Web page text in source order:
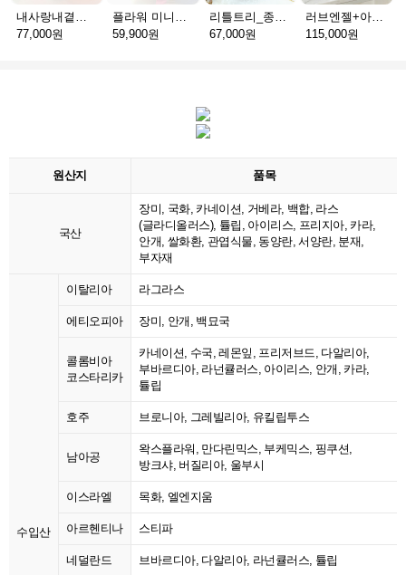
77,000원
59,900원
67,000원
115,000원
원산지 품목
국산
장미, 국화, 카네이션, 거베라, 백합, 라스
(글라디올러스), 튤립, 아이리스, 프리지아, 카라,
안개, 쌀화환, 관엽식물, 동양란, 서양란, 분재,
부자재
수입산
이탈리아 라그라스
에티오피아 장미, 안개, 백묘국
콜롬비아
코스타리카
카네이션, 수국, 레몬잎, 프리저브드, 다알리아,
부바르디아, 라넌큘러스, 아이리스, 안개, 카라,
튤립
호주 브로니아, 그레빌리아, 유킬립투스
남아공
왁스플라워, 만다린믹스, 부케믹스, 핑쿠션,
방크샤, 버질리아, 울부시
이스라엘 목화, 엘엔지움
아르헨티나 스티파
네덜란드 브바르디아, 다알리아, 라넌큘러스, 튤립